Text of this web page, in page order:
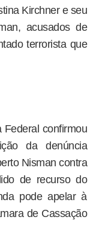
Kirchner e seu
acusados de
terrorista que
Federal confirmou
da denúncia
Nisman contra
de recurso do
pode apelar à
de Cassação